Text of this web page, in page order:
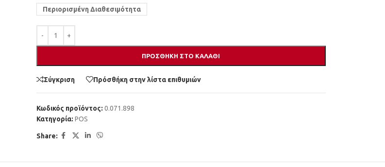
Περιορισμένη Διαθεσιμότητα
ΠΡΟΣΘΉΚΗ ΣΤΟ ΚΑΛΆΘΙ
Σύγκριση Πρόσθήκη στην λίστα επιθυμιών
Κωδικός προϊόντος: 0.071.898
Κατηγορία: POS
Share: